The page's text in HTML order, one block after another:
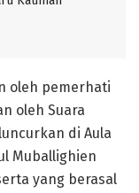
oleh pemerhati
oleh Suara
di Aula
Muballighien
yang berasal